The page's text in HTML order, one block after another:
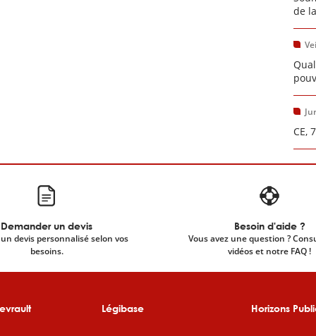
de
CE,
Demander un devis
un devis personnalisé selon vos
besoins.
Besoin d'aide ?
Vous avez une question ?
vidéos et notre FAQ !
Légibase Horizons